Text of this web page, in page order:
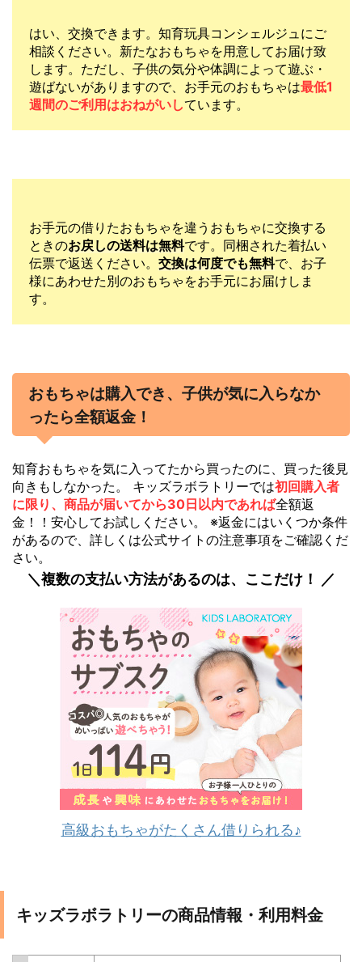
はい、交換できます。知育玩具コンシェルジュにご
相談ください。新たなおもちゃを用意してお届け致
します。ただし、子供の気分や体調によって遊ぶ・
遊ばないがありますので、お手元のおもちゃは最低1
週間のご利用はおねがいしています。
お手元の借りたおもちゃを違うおもちゃに交換する
ときのお戻しの送料は無料です。同梱された着払い
伝票で返送ください。 交換は何度でも無料で、お子
様にあわせた別のおもちゃをお手元にお届けしま
す。
おもちゃは購入でき、子供が気に入らなか
ったら全額返金！
知育おもちゃを気に入ってたから買ったのに、買った後見
向きもしなかった。 キッズラボラトリーでは初回購入者
に限り、商品が届いてから30日以内であれば全額返
金！！安心してお試しください。 ※返金にはいくつか条件
があるので、詳しくは公式サイトの注意事項をご確認くだ
さい。
＼複数の支払い方法があるのは、ここだけ！ ／
高級おもちゃがたくさん借りられる♪
キッズラボラトリーの商品情報・利用料金